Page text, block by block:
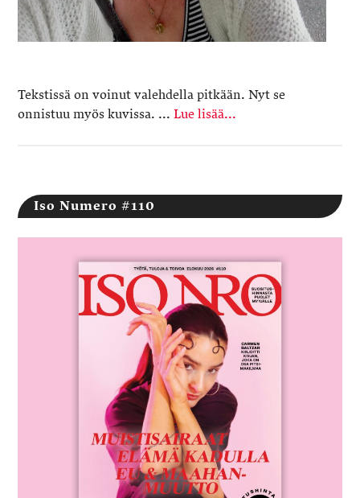
Tekstissä on voinut valehdella pitkään. Nyt se
onnistuu myös kuvissa. ...Lue lisää...
Iso Numero #110